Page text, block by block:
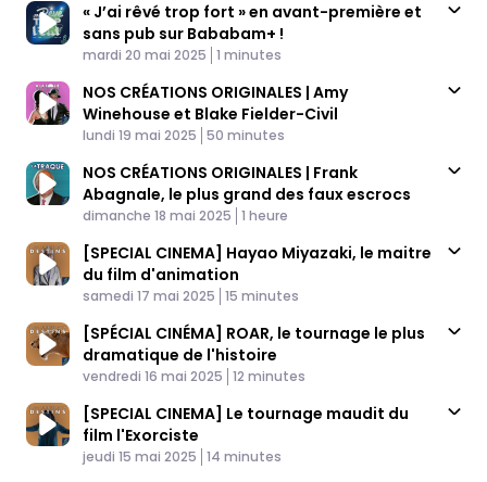
« J’ai rêvé trop fort » en avant-première et
sans pub sur Bababam+ !
Published At
mardi 20 mai 2025 Time
1 minutes
NOS CRÉATIONS ORIGINALES | Amy
Winehouse et Blake Fielder-Civil
Published At
lundi 19 mai 2025 Time
50 minutes
NOS CRÉATIONS ORIGINALES | Frank
Abagnale, le plus grand des faux escrocs
Published At
dimanche 18 mai 2025 Time
1 heure
[SPECIAL CINEMA] Hayao Miyazaki, le maitre
du film d'animation
Published At
samedi 17 mai 2025 Time
15 minutes
[SPÉCIAL CINÉMA] ROAR, le tournage le plus
dramatique de l'histoire
Published At
vendredi 16 mai 2025 Time
12 minutes
[SPECIAL CINEMA] Le tournage maudit du
film l'Exorciste
Published At
jeudi 15 mai 2025 Time
14 minutes